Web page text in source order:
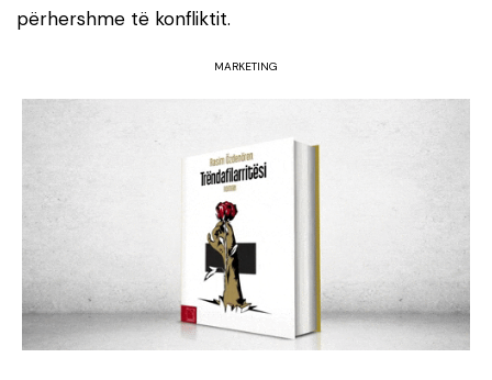
përhershme të konfliktit.
MARKETING